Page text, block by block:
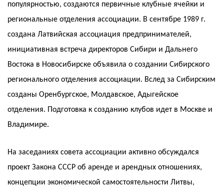
популярностью, создаются первичные клубные ячейки и
региональные отделения ассоциации. В сентябре 1989 г.
создана Латвийская ассоциация предпринимателей,
инициативная встреча директоров Сибири и Дальнего
Востока в Новосибирске объявила о создании Сибирского
регионального отделения ассоциации. Вслед за Сибирским
созданы Оренбургское, Молдавское, Адыгейское
отделения. Подготовка к созданию клубов идет в Москве и
Владимире.
На заседаниях совета ассоциации активно обсуждался
проект Закона СССР об аренде и арендных отношениях,
концепции экономической самостоятельности Литвы,